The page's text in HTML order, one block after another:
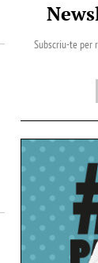
Subscriu-te per